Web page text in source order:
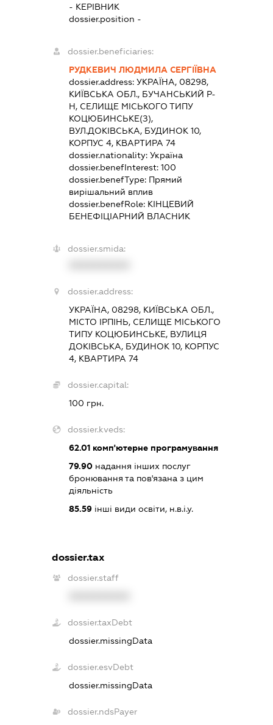
- КЕРІВНИК
dossier.position -
dossier.beneficiaries:
РУДКЕВИЧ ЛЮДМИЛА СЕРГІЇВНА
dossier.address:УКРАЇНА, 08298,
КИЇВСЬКА ОБЛ., БУЧАНСЬКИЙ Р-
Н, СЕЛИЩЕ МІСЬКОГО ТИПУ
КОЦЮБИНСЬКЕ(З),
ВУЛ.ДОКІВСЬКА, БУДИНОК 10,
КОРПУС 4, КВАРТИРА 74
dossier.nationality:Україна
dossier.benefInterest:100
dossier.benefType: Прямий
вирішальний вплив
dossier.benefRole: КІНЦЕВИЙ
БЕНЕФІЦІАРНИЙ ВЛАСНИК
dossier.smida:
dossier.address:
УКРАЇНА, 08298, КИЇВСЬКА ОБЛ.,
МІСТО ІРПІНЬ, СЕЛИЩЕ МІСЬКОГО
ТИПУ КОЦЮБИНСЬКЕ, ВУЛИЦЯ
ДОКІВСЬКА, БУДИНОК 10, КОРПУС
4, КВАРТИРА 74
dossier.capital:
100 грн.
dossier.kveds:
62.01 комп'ютерне програмування
79.90 надання інших послуг
бронювання та пов'язана з цим
діяльність
85.59 інші види освіти, н.в.і.у.
dossier.tax
dossier.staff
dossier.taxDebt
dossier.missingData
dossier.esvDebt
dossier.missingData
dossier.ndsPayer